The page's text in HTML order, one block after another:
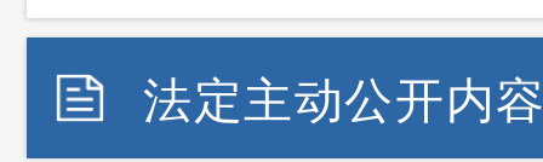
法定主动公开内